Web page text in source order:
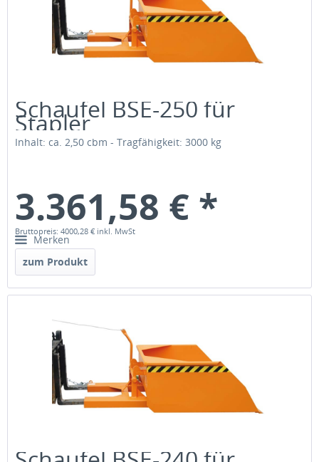
Schaufel BSE-250 für
Stapler
Inhalt: ca. 2,50 cbm - Tragfähigkeit: 3000 kg
3.361,58 € *
Bruttopreis: 4000,28 € inkl. MwSt
Merken
zum Produkt